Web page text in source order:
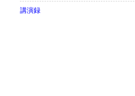
講演録